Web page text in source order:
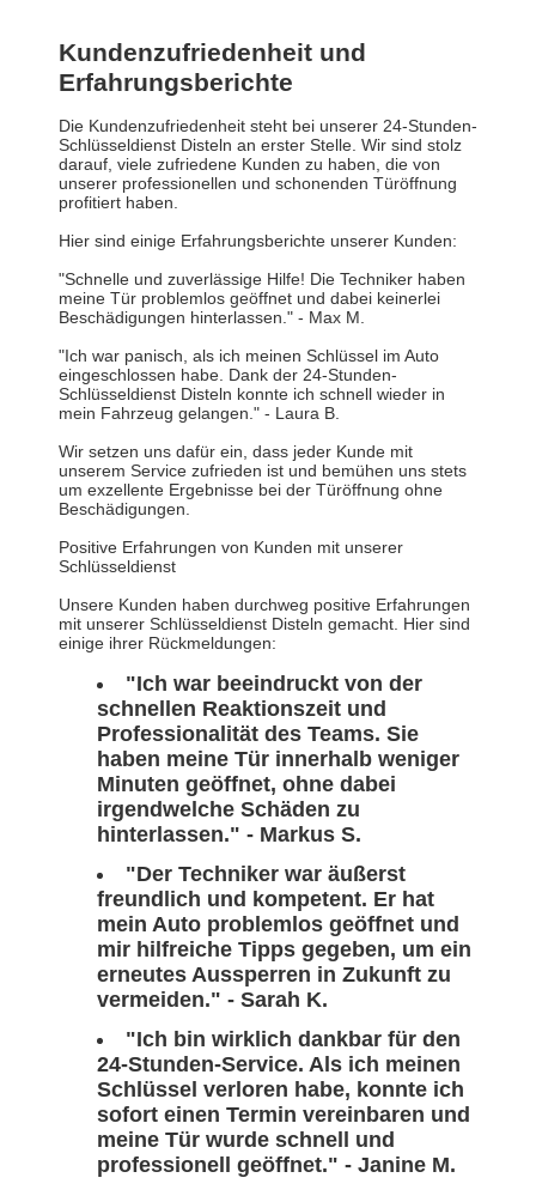
Kundenzufriedenheit und
Erfahrungsberichte
Die Kundenzufriedenheit steht bei unserer 24-Stunden-
Schlüsseldienst Disteln an erster Stelle. Wir sind stolz
darauf, viele zufriedene Kunden zu haben, die von
unserer professionellen und schonenden Türöffnung
profitiert haben.
Hier sind einige Erfahrungsberichte unserer Kunden:
"Schnelle und zuverlässige Hilfe! Die Techniker haben
meine Tür problemlos geöffnet und dabei keinerlei
Beschädigungen hinterlassen." - Max M.
"Ich war panisch, als ich meinen Schlüssel im Auto
eingeschlossen habe. Dank der 24-Stunden-
Schlüsseldienst Disteln konnte ich schnell wieder in
mein Fahrzeug gelangen." - Laura B.
Wir setzen uns dafür ein, dass jeder Kunde mit
unserem Service zufrieden ist und bemühen uns stets
um exzellente Ergebnisse bei der Türöffnung ohne
Beschädigungen.
Positive Erfahrungen von Kunden mit unserer
Schlüsseldienst
Unsere Kunden haben durchweg positive Erfahrungen
mit unserer Schlüsseldienst Disteln gemacht. Hier sind
einige ihrer Rückmeldungen:
"Ich war beeindruckt von der
schnellen Reaktionszeit und
Professionalität des Teams. Sie
haben meine Tür innerhalb weniger
Minuten geöffnet, ohne dabei
irgendwelche Schäden zu
hinterlassen." - Markus S.
"Der Techniker war äußerst
freundlich und kompetent. Er hat
mein Auto problemlos geöffnet und
mir hilfreiche Tipps gegeben, um ein
erneutes Aussperren in Zukunft zu
vermeiden." - Sarah K.
"Ich bin wirklich dankbar für den
24-Stunden-Service. Als ich meinen
Schlüssel verloren habe, konnte ich
sofort einen Termin vereinbaren und
meine Tür wurde schnell und
professionell geöffnet." - Janine M.